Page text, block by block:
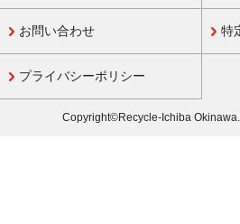
お問い合わせ
プライバシーポリシー
特
Copyright©Recycle-Ichiba